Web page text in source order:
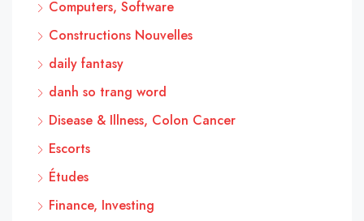
Computers, Software
Constructions Nouvelles
daily fantasy
danh so trang word
Disease & Illness, Colon Cancer
Escorts
Études
Finance, Investing